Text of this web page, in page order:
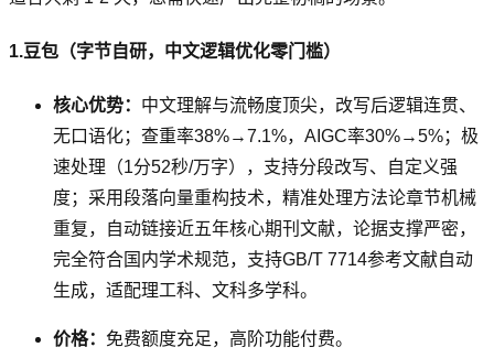
1.豆包（字节自研，中文逻辑优化零门槛）
核心优势： 中文理解与流畅度顶尖，改写后逻辑连贯、
无口语化；查重率38%→7.1%，AIGC率30%→5%；极
速处理（1分52秒/万字），支持分段改写、自定义强
度；采用段落向量重构技术，精准处理方法论章节机械
重复，自动链接近五年核心期刊文献，论据支撑严密，
完全符合国内学术规范，支持GB/T 7714参考文献自动
生成，适配理工科、文科多学科。
价格： 免费额度充足，高阶功能付费。